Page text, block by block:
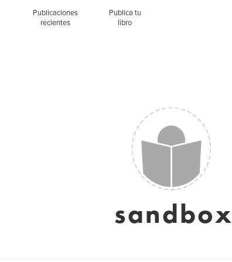
Publicaciones
recientes
Publica tu
libro
sandbox